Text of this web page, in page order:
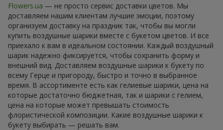
Flowers.ua — не просто сервис доставки цветов. Мы
доставляем нашим клиентам лучшие эмоции, поэтому
организуем доставку на праздник так, чтобы вы могли
купить воздушные шарики вместе с букетом цветов. И все
приехало к вам в идеальном состоянии. Каждый воздушный
шарик надежно фиксируется, чтобы сохранить форму и
внешний вид. Доставляем воздушные шарики к букету по
всему Герце и пригороду, быстро и точно в выбранное
время. В ассортименте есть как гелиевые шарики, цена на
которые достаточно бюджетная, так и шарики с гелием,
цена на которые может превышать стоимость
флористической композиции. Какие воздушные шарики к
букету выбирать — решать вам.